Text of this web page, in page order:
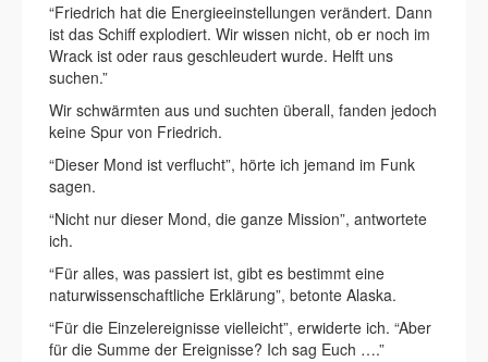
“Friedrich hat die Energieeinstellungen verändert. Dann
ist das Schiff explodiert. Wir wissen nicht, ob er noch im
Wrack ist oder raus geschleudert wurde. Helft uns
suchen.”
Wir schwärmten aus und suchten überall, fanden jedoch
keine Spur von Friedrich.
“Dieser Mond ist verflucht”, hörte ich jemand im Funk
sagen.
“Nicht nur dieser Mond, die ganze Mission”, antwortete
ich.
“Für alles, was passiert ist, gibt es bestimmt eine
naturwissenschaftliche Erklärung”, betonte Alaska.
“Für die Einzelereignisse vielleicht”, erwiderte ich. “Aber
für die Summe der Ereignisse? Ich sag Euch ….”